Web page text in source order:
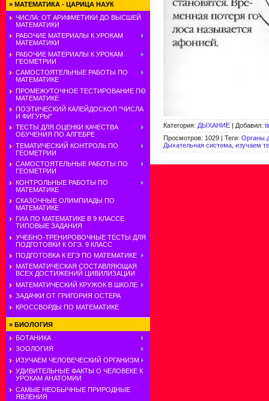
» МАТЕМАТИКА - ЦАРИЦА НАУК
ЧИСЛА: ОТ АРИФМЕТИКИ ДО ВЫСШЕЙ
МАТЕМАТИКИ
РАБОЧИЕ МАТЕРИАЛЫ К УРОКАМ
МАТЕМАТИКИ
РАБОЧИЕ МАТЕРИАЛЫ К УРОКАМ
ГЕОМЕТРИИ
САМОСТОЯТЕЛЬНЫЕ РАБОТЫ ПО
МАТЕМАТИКЕ
ПРОМЕЖУТОЧНОЕ ТЕСТИРОВАНИЕ ПО
МАТЕМАТИКЕ
ПОЭТИЧЕСКИЙ КАЛЕЙДОСКОП "ЧИСЛА
И ФИГУРЫ"
ТЕСТЫ ДЛЯ ОЦЕНКИ КАЧЕСТВА
ОБУЧЕНИЯ ПО АЛГЕБРЕ
ТЕМАТИЧЕСКИЙ КОНТРОЛЬ ПО
ГЕОМЕТРИИ
САМОСТОЯТЕЛЬНЫЕ РАБОТЫ ПО
ГЕОМЕТРИИ
КОНТРОЛЬНЫЕ РАБОТЫ ПО
МАТЕМАТИКЕ
СКАЗОЧНЫЕ ОЛИМПИАДЫ ПО
МАТЕМАТИКЕ
ГИА ПО МАТЕМАТИКЕ В 9 КЛАССЕ.
ТИПОВЫЕ ЗАДАНИЯ
УЧЕБНО-ТРЕНИРОВОЧНЫЕ ТЕСТЫ ДЛЯ
ПОДГОТОВКИ К ОГЭ. 9 КЛАСС
ПОДГОТОВКА К ЕГЭ ПО МАТЕМАТИКЕ
МАТЕМАТИЧЕСКАЯ СОСТАВЛЯЮЩАЯ
ВСЕХ ДОСТИЖЕНИЙ ЦИВИЛИЗАЦИИ
МАТЕМАТИЧЕСКИЙ КРУЖОК В ШКОЛЕ
ЗАДАЧКИ ОТ ГРИГОРИЯ ОСТЕРА
КРОССВОРДЫ ПО МАТЕМАТИКЕ
» БИОЛОГИЯ
БОТАНИКА
ЗООЛОГИЯ
ИЗУЧАЕМ ЧЕЛОВЕЧЕСКИЙ ОРГАНИЗМ
УДИВИТЕЛЬНЫЕ ФАКТЫ О ЧЕЛОВЕКЕ К
УРОКАМ АНАТОМИИ
САМЫЕ НЕОБЫЧНЫЕ ПРИРОДНЫЕ
ЯВЛЕНИЯ
Категория: ДЫХАНИЕ | Добавил:
Просмотров: 1029 | Теги: Органы
Дыхательная система изучаем